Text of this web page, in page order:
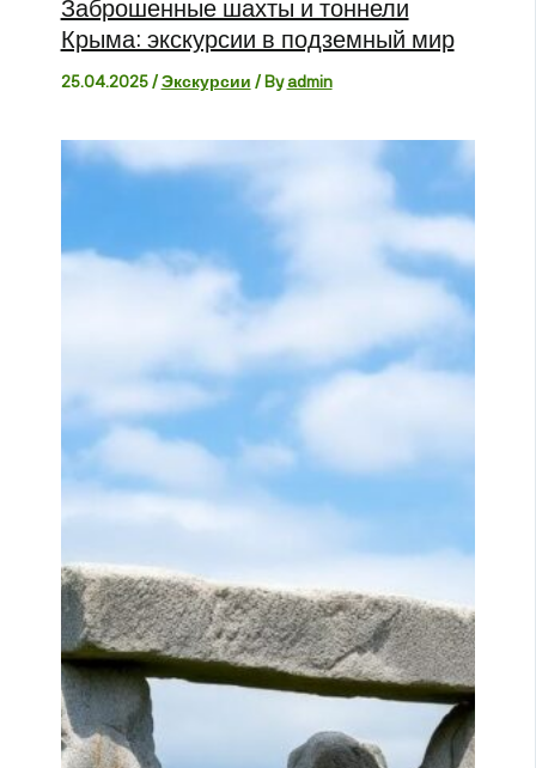
Заброшенные шахты и тоннели
Крыма: экскурсии в подземный мир
25.04.2025/Экскурсии / Byadmin